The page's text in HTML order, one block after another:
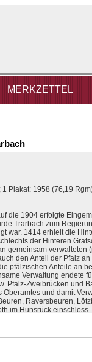
MERKZETTEL